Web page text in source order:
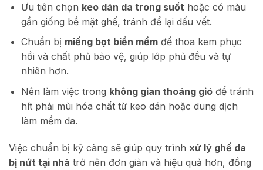
Ưu tiên chọn keo dán da trong suốt hoặc có màu
gần giống bề mặt ghế, tránh để lại dấu vết.
Chuẩn bị miếng bọt biển mềmđể thoa kem phục
hồi và chất phủ bảo vệ, giúp lớp phủ đều và tự
nhiên hơn.
Nên làm việc trong không gian thoáng gióđể tránh
hít phải mùi hóa chất từ keo dán hoặc dung dịch
làm mềm da.
Việc chuẩn bị kỹ càng sẽ giúp quy trình xử lý ghế da
bị nứt tại nhà trở nên đơn giản và hiệu quả hơn, đồng